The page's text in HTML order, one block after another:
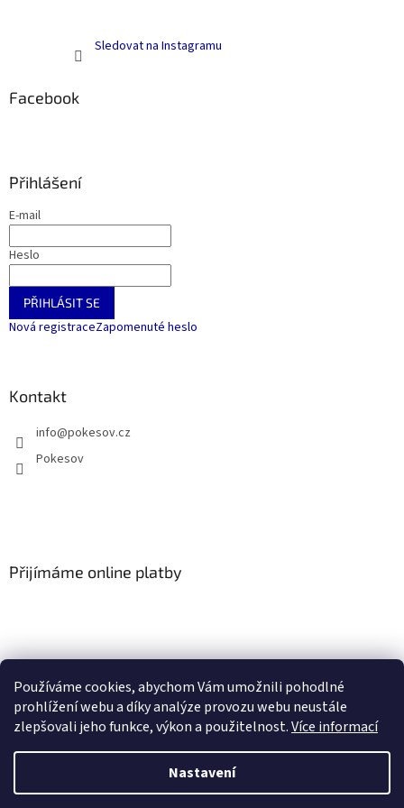
Používáme cookies, abychom Vám umožnili pohodlné
prohlížení webu a díky analýze provozu webu neustále
zlepšovali jeho funkce, výkon a použitelnost.Více informací
Nastavení
Sledovat na Instagramu
Facebook
Přihlášení
E-mail
Heslo
PŘIHLÁSIT SE
Nová registraceZapomenuté heslo
Kontakt
info@pokesov.cz
Pokesov
Přijímáme online platby
SLOVNÍČEK POJMŮ
Vytvořil Shoptet